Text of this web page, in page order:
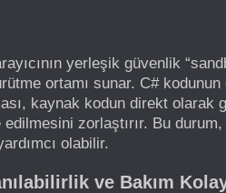
yerleşik güvenlik
ortamı sunar. C#
kaynak kodun direkt olarak
zorlaştırır. Bu
olabilir.
ve Bakım